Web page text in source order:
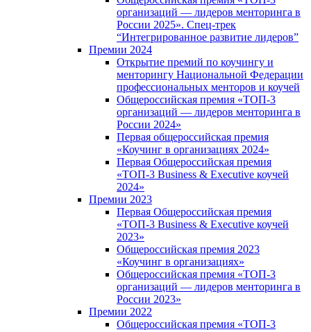
организаций — лидеров менторинга в
России 2025». Спец-трек
“Интегрированное развитие лидеров”
Премии 2024
Открытие премий по коучингу и
менторингу Национальной Федерации
профессиональных менторов и коучей
Общероссийская премия «ТОП-3
организаций — лидеров менторинга в
России 2024»
Первая общероссийская премия
«Коучинг в организациях 2024»
Первая Общероссийская премия
«ТОП-3 Business & Executive коучей
2024»
Премии 2023
Первая Общероссийская премия
«ТОП-3 Business & Executive коучей
2023»
Общероссийская премия 2023
«Коучинг в организациях»
Общероссийская премия «ТОП-3
организаций — лидеров менторинга в
России 2023»
Премии 2022
Общероссийская премия «ТОП-3